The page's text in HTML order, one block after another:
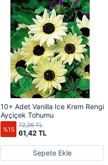
10+ Adet Vanilla Ice Krem Rengi
Ayçiçek Tohumu
%15 61,42 TL
72,26 TL
Sepete Ekle